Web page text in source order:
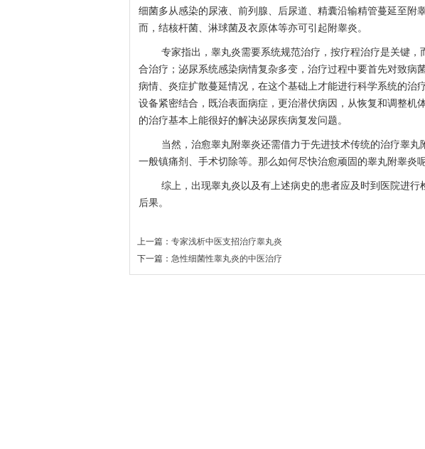
细菌多从感染的尿液、前列腺、后尿道、精囊沿输精管蔓延至附
而，结核杆菌、淋球菌及衣原体等亦可引起附睾炎。
专家指出，睾丸炎需要系统规范治疗，按疗程治疗是关键
合治疗；泌尿系统感染病情复杂多变，治疗过程中要首先对致病
病情、炎症扩散蔓延情况，在这个基础上才能进行科学系统的治
设备紧密结合，既治表面病症，更治潜伏病因，从恢复和调整机
的治疗基本上能很好的解决泌尿疾病复发问题。
当然，治愈睾丸附睾炎还需借力于先进技术传统的治疗睾
一般镇痛剂、手术切除等。那么如何尽快治愈顽固的睾丸附睾炎
综上，出现睾丸炎以及有上述病史的患者应及时到医院进
后果。
上一篇： 专家浅析中医支招治疗睾丸炎
下一篇： 急性细菌性睾丸炎的中医治疗